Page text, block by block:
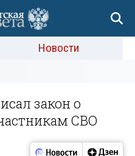
Новости
закон о
СВО